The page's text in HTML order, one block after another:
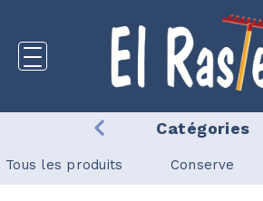
Catégories
Tous les produits Conserve